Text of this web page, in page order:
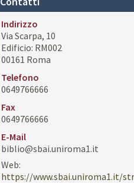
Indirizzo
Via Scarpa, 10
Edificio: RM002
00161 Roma
Telefono
0649766666
Fax
0649766666
E-Mail
biblio@sbai.uniroma1.it
Web:
https://www.sbai.uniroma1.it/